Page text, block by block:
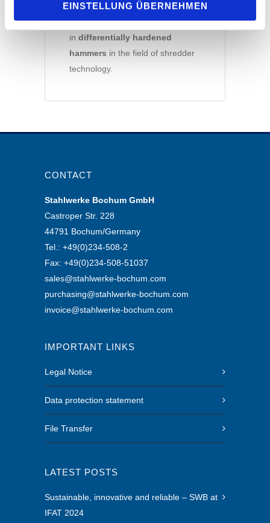
EINSTELLUNG ÜBERNEHMEN
SWB is world leader
in differentially hardened
hammers in the field of shredder
technology.
CONTACT
Stahlwerke Bochum GmbH
Castroper Str. 228
44791 Bochum/Germany
Tel.: +49(0)234-508-2
Fax: +49(0)234-508-51037
sales@stahlwerke-bochum.com
purchasing@stahlwerke-bochum.com
invoice@stahlwerke-bochum.com
IMPORTANT LINKS
Legal Notice
Data protection statement
File Transfer
LATEST POSTS
Sustainable, innovative and reliable – SWB at
IFAT 2024